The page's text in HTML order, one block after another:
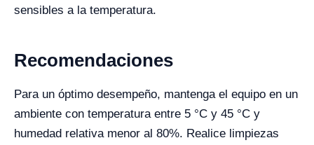
sensibles a la temperatura.
Recomendaciones
Para un óptimo desempeño, mantenga el equipo en un
ambiente con temperatura entre 5 °C y 45 °C y
humedad relativa menor al 80%. Realice limpiezas